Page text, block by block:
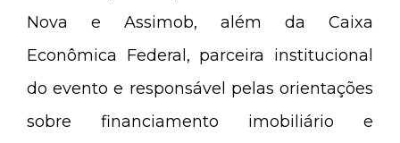
Nova e Assimob, além da Caixa
Econômica Federal, parceira institucional
do evento e responsável pelas orientações
sobre financiamento imobiliário e